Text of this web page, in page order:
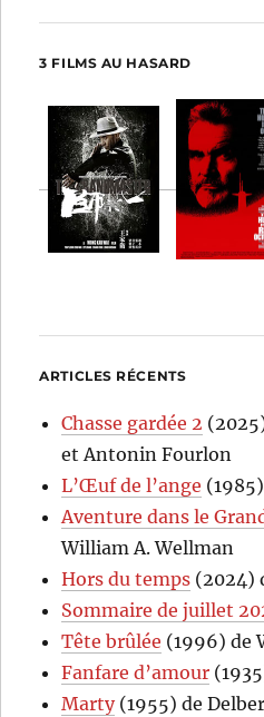
3 FILMS AU HASARD
ARTICLES RÉCENTS
Chasse gardée 2
et Antonin Fourlon
L’Œuf de l’ange
Aventure dans le
William A. Wellman
Hors du temps (2024)
Sommaire de juillet
Tête brûlée (1996) de
Fanfare d’amour
Marty(1955) de